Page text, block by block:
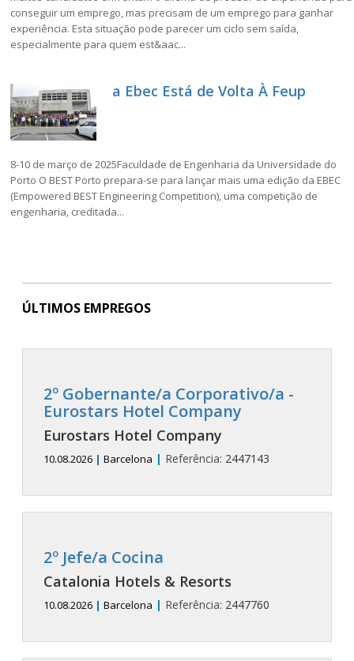
conseguir um emprego, mas precisam de um emprego para ganhar
experiência. Esta situação pode parecer um ciclo sem saída,
especialmente para quem est&aac...
a Ebec Está de Volta À Feup
8-10 de março de 2025Faculdade de Engenharia da Universidade do
Porto O BEST Porto prepara-se para lançar mais uma edição da EBEC
(Empowered BEST Engineering Competition), uma competição de
engenharia, creditada...
ÚLTIMOS EMPREGOS
2º Gobernante/a Corporativo/a -
Eurostars Hotel Company
Eurostars Hotel Company
10.08.2026 | Barcelona | Referência: 2447143
2º Jefe/a Cocina
Catalonia Hotels & Resorts
10.08.2026 | Barcelona | Referência: 2447760